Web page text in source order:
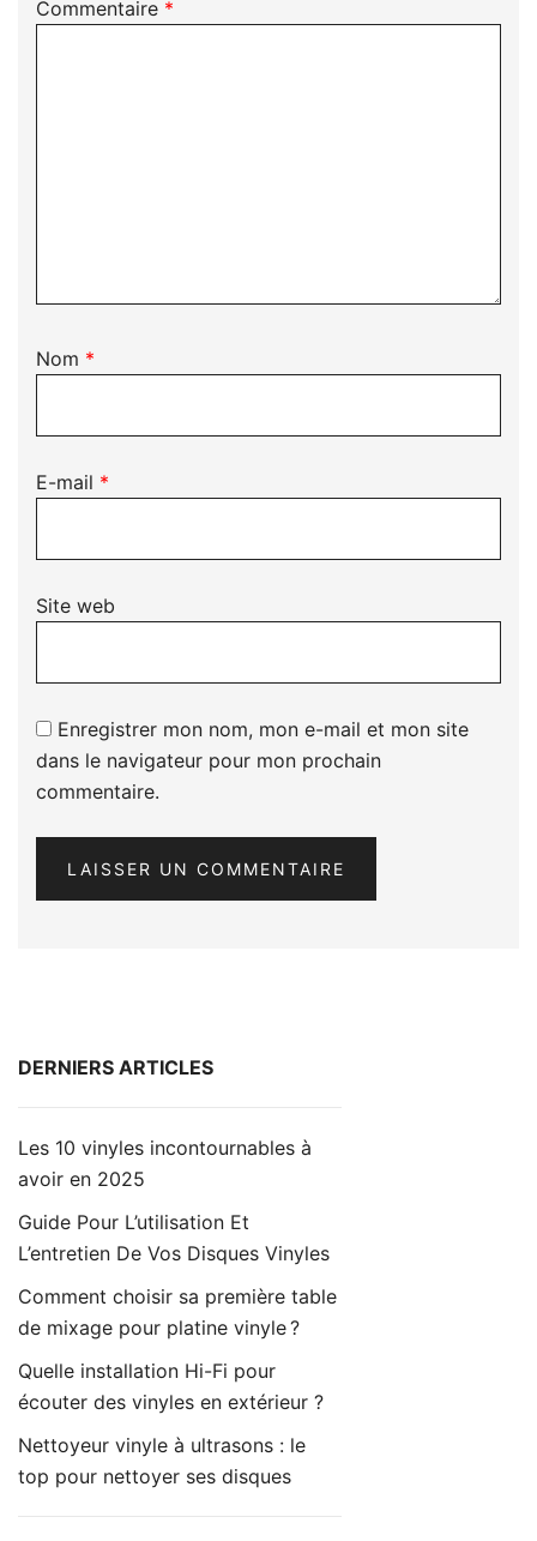
Commentaire *
Nom *
E-mail *
Site web
Enregistrer mon nom, mon e-mail et mon site
dans le navigateur pour mon prochain
commentaire.
DERNIERS ARTICLES
Les 10 vinyles incontournables à
avoir en 2025
Guide Pour L’utilisation Et
L’entretien De Vos Disques Vinyles
Comment choisir sa première table
de mixage pour platine vinyle ?
Quelle installation Hi-Fi pour
écouter des vinyles en extérieur ?
Nettoyeur vinyle à ultrasons : le
top pour nettoyer ses disques